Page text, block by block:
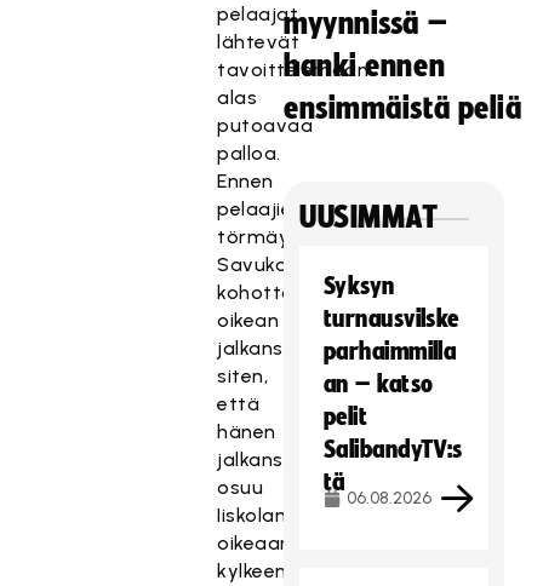
pelaajat
lähtevät
tavoittelemaan
alas
putoavaa
palloa.
Ennen
pelaajien
törmäystä
Savukoski
kohottaa
oikean
jalkansa
siten,
että
hänen
jalkansa
osuu
Iiskolan
oikeaan
kylkeen.
myynnissä –
hanki ennen
ensimmäistä peliä
UUSIMMAT
Syksyn
turnausvilske
parhaimmilla
an – katso
pelit
SalibandyTV:s
tä
06.08.2026